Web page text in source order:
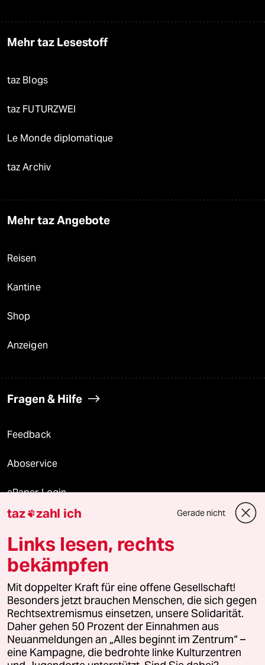
Mehr taz Lesestoff
taz Blogs
taz FUTURZWEI
Le Monde diplomatique
taz Archiv
Mehr taz Angebote
Reisen
Kantine
Shop
Anzeigen
Fragen & Hilfe
Feedback
Aboservice
ePaper Login
Downloads für Abonnierende
© 2026 taz Verlags und Vertriebs GmbH
Alle Rechte vorbehalten. Bei rechtlichen Fragen oder für Genehmigungen
wenden Sie sich bitte an
lizenzen@taz.de
Feedback Redaktionsstatut Kommune-Richtlinien
Leitlinie Informant Datenschutz Impressum AGB
taz zahl ich Gerade nicht
Links lesen, rechts
bekämpfen
Mit doppelter Kraft für eine offene Gesellschaft!
Besonders jetzt brauchen Menschen, die sich gegen
Rechtsextremismus einsetzen, unsere Solidarität.
Daher gehen 50 Prozent der Einnahmen aus
Neuanmeldungen an „Alles beginnt im Zentrum“ –
eine Kampagne, die bedrohte linke Kulturzentren